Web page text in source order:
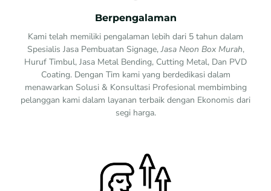
Berpengalaman
Kami telah memiliki pengalaman lebih dari 5 tahun dalam
Spesialis Jasa Pembuatan Signage,Jasa Neon Box Murah,
Huruf Timbul, Jasa Metal Bending, Cutting Metal, Dan PVD
Coating. Dengan Tim kami yang berdedikasi dalam
menawarkan Solusi & Konsultasi Profesional membimbing
pelanggan kami dalam layanan terbaik dengan Ekonomis dari
segi harga.